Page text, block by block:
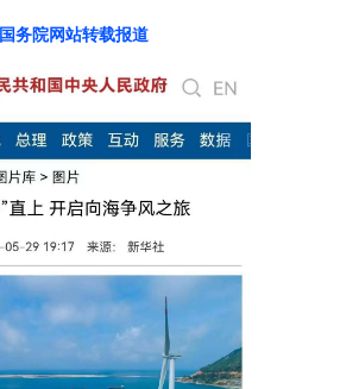
国务院网站转载报道